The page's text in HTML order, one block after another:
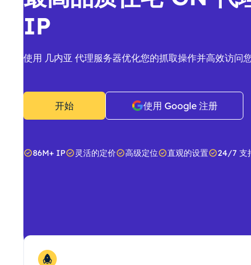
IP
使用 几内亚 代理服务器优化您的抓取操作并高效访问
开始 使用 Google 注册
86M+ IP 灵活的定价 高级定位 直观的设置 24/7 支